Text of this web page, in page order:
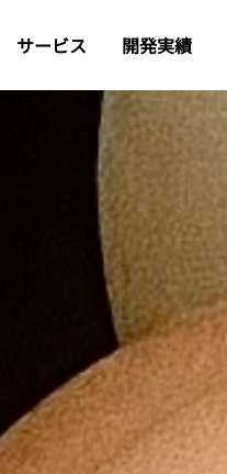
サービス 開発実績